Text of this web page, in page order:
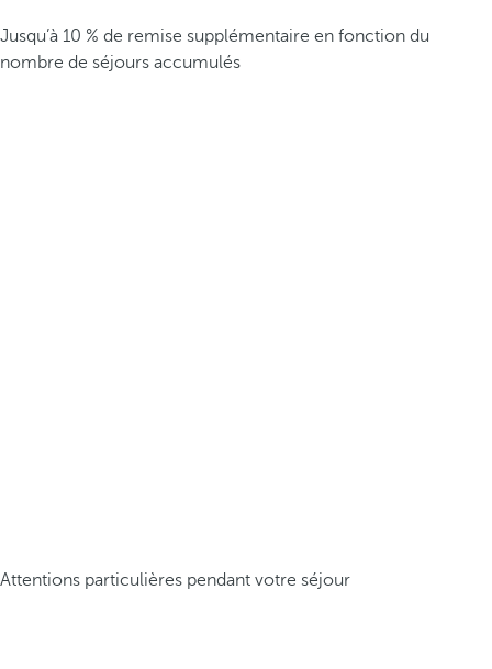
Jusqu’à 10 % de remise supplémentaire en fonction du
nombre de séjours accumulés
Attentions particulières pendant votre séjour